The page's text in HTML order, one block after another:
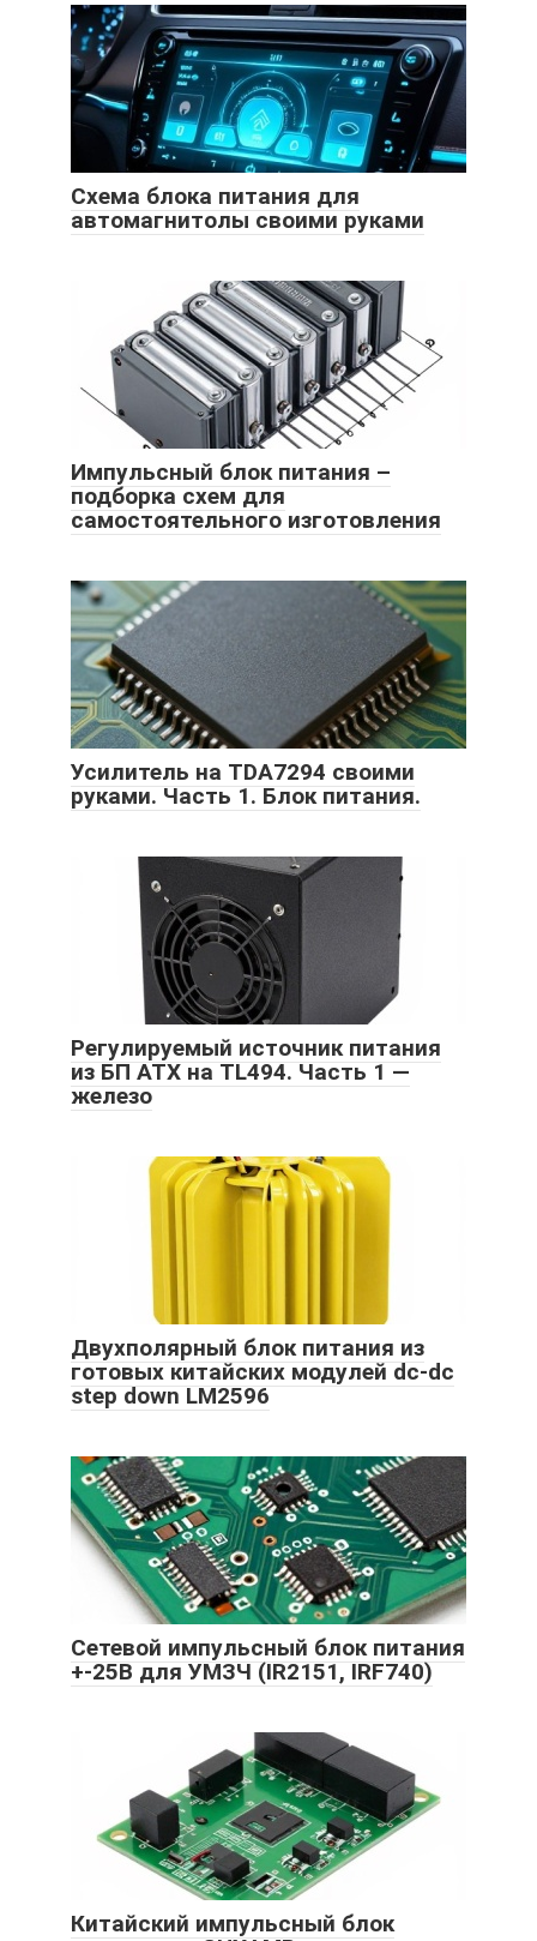
Схема блока питания для
автомагнитолы своими руками
Импульсный блок питания –
подборка схем для
самостоятельного изготовления
Усилитель на TDA7294 своими
руками. Часть 1. Блок питания.
Регулируемый источник питания
из БП ATX на TL494. Часть 1 —
железо
Двухполярный блок питания из
готовых китайских модулей dc-dc
step down LM2596
Сетевой импульсный блок питания
+-25В для УМЗЧ (IR2151, IRF740)
Китайский импульсный блок